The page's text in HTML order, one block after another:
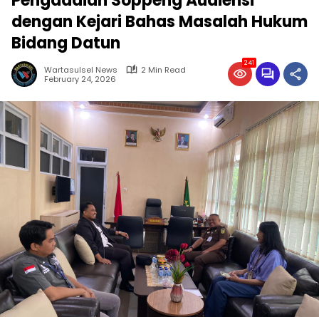
dengan Kejari Bahas Masalah Hukum
Bidang Datun
Wartasulsel News
2 Min Read
February 24, 2026
241